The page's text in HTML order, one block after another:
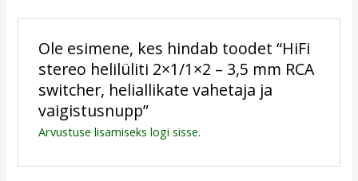
Ole esimene, kes hindab toodet “HiFi
stereo helilüliti 2×1/1×2 – 3,5 mm RCA
switcher, heliallikate vahetaja ja
vaigistusnupp”
Arvustuse lisamiseks logi sisse.